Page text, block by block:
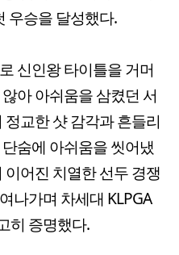
우승을 달성했다.
신인왕 타이틀을 거머
아 아쉬움을 삼켰던 서
교한 샷 감각과 흔들리
숨에 아쉬움을 씻어냈
어진 치열한 선두 경쟁
나가며 차세대 KLPGA
히 증명했다.